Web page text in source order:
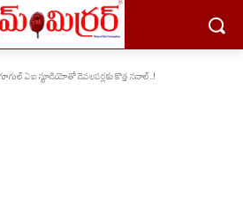
ఏఐ స్టూడియోతో డెవలపర్లకు కొత్త సవాల్..!